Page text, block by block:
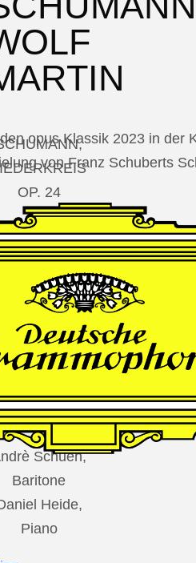
OP. 24
SECHS
AUS
JEDERMANN
GESÄNGE
DES
Schuen,
Baritone
Heide,
Piano
opus Klassik 2023 in der
von Franz Schuberts